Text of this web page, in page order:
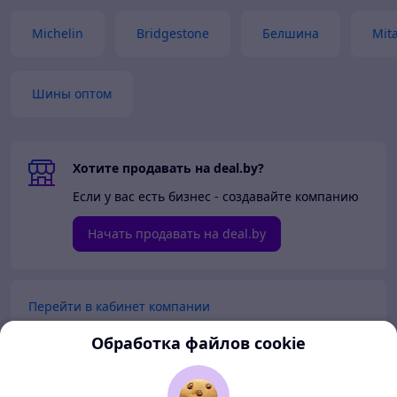
Michelin Bridgestone Белшина
Шины оптом
Хотите продавать на deal.by?
Если у вас есть бизнес - создавайте компанию
Начать продавать на deal.by
Перейти в кабинет компании
Перейти в личный кабинет
Обработка файлов cookie